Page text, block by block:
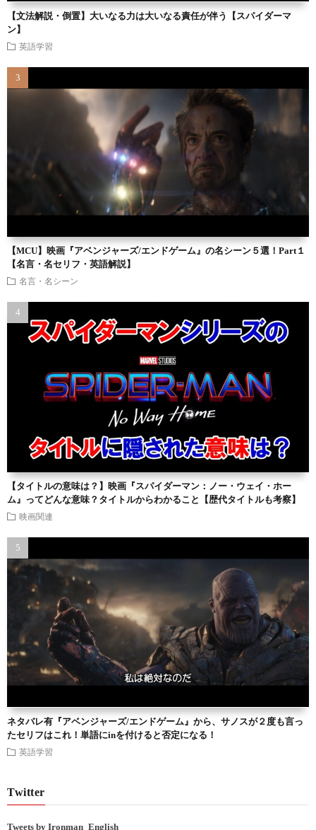
【文法解説・倒置】大いなる力は大いなる責任が伴う【スパイダーマ
ン】
英語学習
【MCU】映画『アベンジャーズ/エンドゲーム』の名シーン５選！Part１
【名言・名セリフ・英語解説】
名言・名シーン
【タイトルの意味は？】映画『スパイダーマン：ノー・ウェイ・ホー
ム』ってどんな意味？タイトルからわかること【歴代タイトルも考察】
映画関連
ネタバレ有『アベンジャーズ/エンドゲーム』から、サノスが２度も言っ
たセリフはこれ！単語にinを付けると否定になる！
英語学習
Twitter
Tweets by Ironman_English